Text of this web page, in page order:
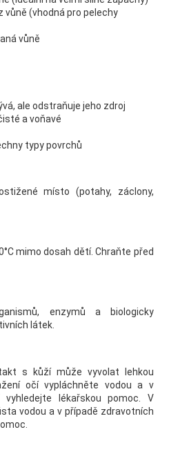
vůně (vhodná pro pelechy
vůně
ale odstraňuje jeho zdroj
a voňavé
typy povrchů
místo (potahy, záclony,
mimo dosah dětí. Chraňte před
enzymů a biologicky
látek.
s kůží může vyvolat lehkou
očí vypláchněte vodou a v
lékařskou pomoc. V
vodou a v případě zdravotních